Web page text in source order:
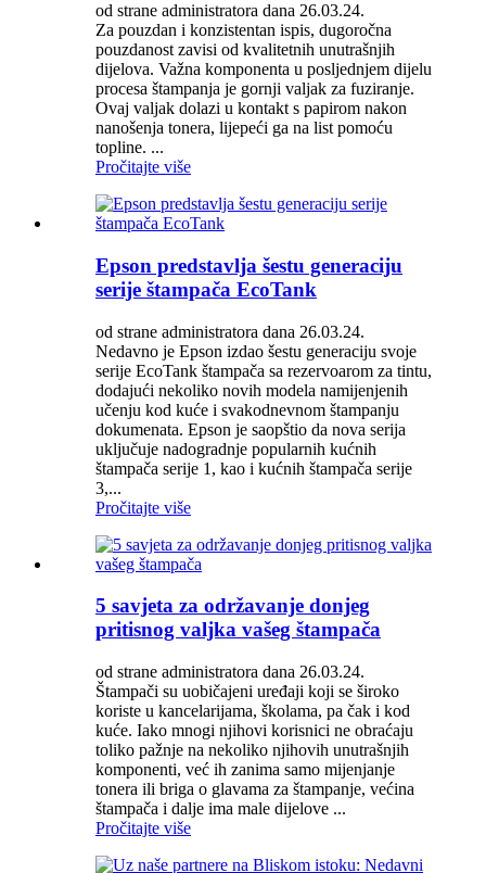
od strane administratora dana 26.03.24.
Za pouzdan i konzistentan ispis, dugoročna
pouzdanost zavisi od kvalitetnih unutrašnjih
dijelova. Važna komponenta u posljednjem dijelu
procesa štampanja je gornji valjak za fuziranje.
Ovaj valjak dolazi u kontakt s papirom nakon
nanošenja tonera, lijepeći ga na list pomoću
topline. ...
Pročitajte više
Epson predstavlja šestu generaciju
serije štampača EcoTank
od strane administratora dana 26.03.24.
Nedavno je Epson izdao šestu generaciju svoje
serije EcoTank štampača sa rezervoarom za tintu,
dodajući nekoliko novih modela namijenjenih
učenju kod kuće i svakodnevnom štampanju
dokumenata. Epson je saopštio da nova serija
uključuje nadogradnje popularnih kućnih
štampača serije 1, kao i kućnih štampača serije
3,...
Pročitajte više
5 savjeta za održavanje donjeg
pritisnog valjka vašeg štampača
od strane administratora dana 26.03.24.
Štampači su uobičajeni uređaji koji se široko
koriste u kancelarijama, školama, pa čak i kod
kuće. Iako mnogi njihovi korisnici ne obraćaju
toliko pažnje na nekoliko njihovih unutrašnjih
komponenti, već ih zanima samo mijenjanje
tonera ili briga o glavama za štampanje, većina
štampača i dalje ima male dijelove ...
Pročitajte više